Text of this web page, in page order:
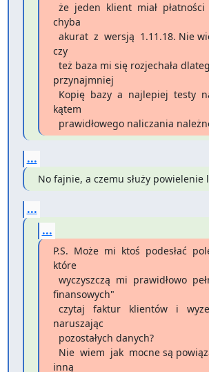
chyba
czy
przynajmniej
kątem
prawidłowego naliczania
...
No fajnie, a czemu służy powielenie
...
...
P.S.  Może  mi  ktoś  podesłać
które
finansowych"
naruszając
inną